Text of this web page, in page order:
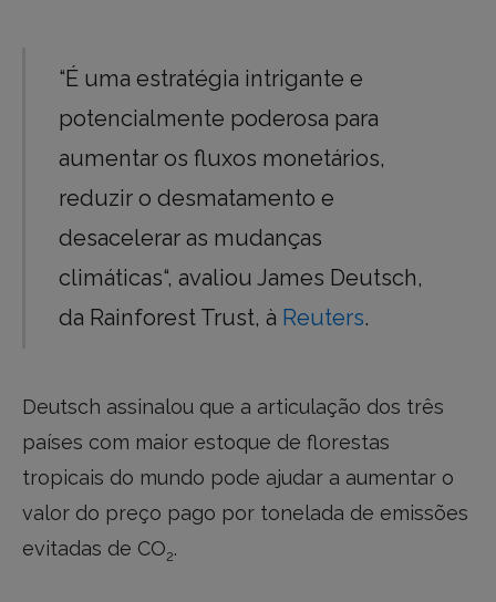
“É uma estratégia intrigante e
potencialmente poderosa para
aumentar os fluxos monetários,
reduzir o desmatamento e
desacelerar as mudanças
climáticas“, avaliou James Deutsch,
da Rainforest Trust, à Reuters.
Deutsch assinalou que a articulação dos três
países com maior estoque de florestas
tropicais do mundo pode ajudar a aumentar o
valor do preço pago por tonelada de emissões
evitadas de CO2.